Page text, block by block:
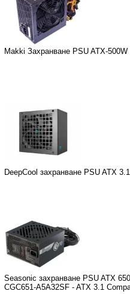
Makki Захранване PSU ATX-
DeepCool захранване PSU ATX
Seasonic захранване PSU ATX
CGC651-A5A32SF - ATX 3.1